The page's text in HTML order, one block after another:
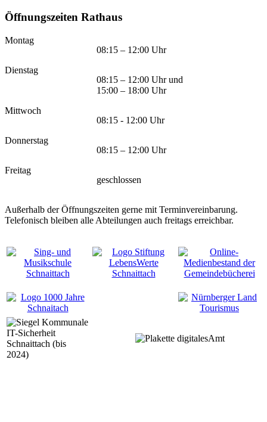
Öffnungszeiten Rathaus
Montag
08:15 – 12:00 Uhr
Dienstag
08:15 – 12:00 Uhr und
15:00 – 18:00 Uhr
Mittwoch
08:15 - 12:00 Uhr
Donnerstag
08:15 – 12:00 Uhr
Freitag
geschlossen
Außerhalb der Öffnungszeiten gerne mit Terminvereinbarung.
Telefonisch bleiben alle Abteilungen auch freitags erreichbar.